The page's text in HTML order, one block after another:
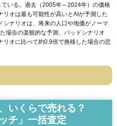
いる。過去（2005年～2024年）の価格
オは最も可能性が高いとAIが予測した
ナリオは、将来の人口や地価がノーマ
場合の楽観的な予測、バッドシナリオ
リオに比べて約0.9倍で推移した場合の悲
いくらで売れる？
チ」一括査定